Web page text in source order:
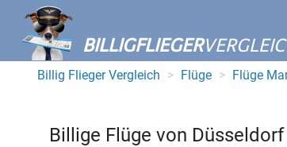
BILLIGFLIEGER
Billig Flieger Vergleich Flüge Flüge
Billige Flüge von